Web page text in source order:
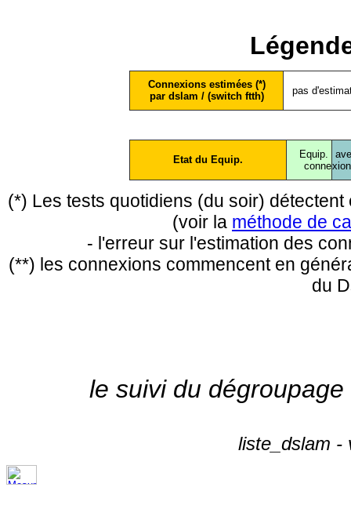
Connexions estimées (*)
par dslam / (switch ftth)
pas
Etat du Equip.
Equip.
conne
(*) Les tests quotidiens (du soir)
(voir la méthode de
- l'erreur sur l'estimation des
(**) les connexions commencent en
du
le suivi du
liste_dslam -